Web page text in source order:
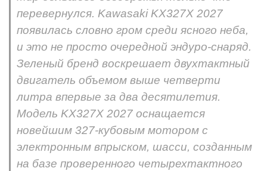
перевернулся. Kawasaki KX327X 2027
появилась словно гром среди ясного неба,
и это не просто очередной эндуро-снаряд.
Зеленый бренд воскрешает двухтактный
двигатель объемом выше четверти
литра впервые за два десятилетия.
Модель KX327X 2027 оснащается
новейшим 327-кубовым мотором с
электронным впрыском, шасси, созданным
на базе проверенного четырехтактного